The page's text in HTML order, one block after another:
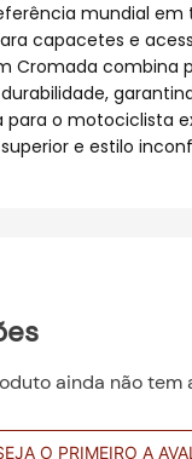
mundial em
capacetes e
Cromada combina
para o motociclista
e estilo
ainda não tem
O PRIMEIRO A